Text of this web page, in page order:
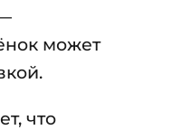
может
что